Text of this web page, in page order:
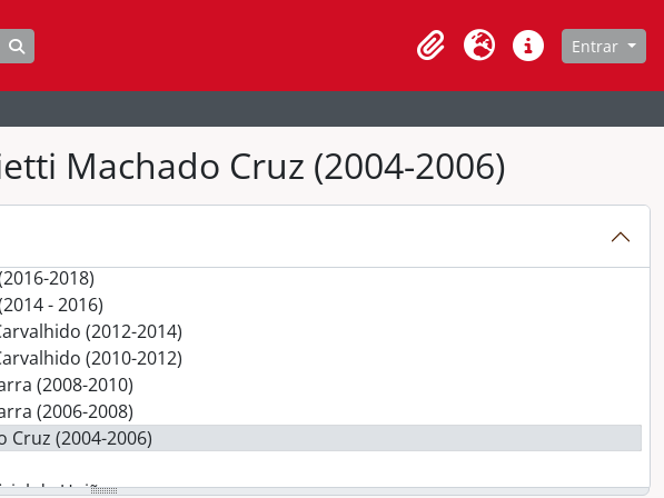
Clipboard
Idioma Atalhos Entrar
Machado Cruz (2004-2006)
e Serviços
Moreira Seigneur (2024- 2026)
(2018 - 2020)
2018)
- 2016)
(2012-2014)
(2010-2012)
(2008-2010)
(2006-2008)
Cruz (2004-2006)
da União